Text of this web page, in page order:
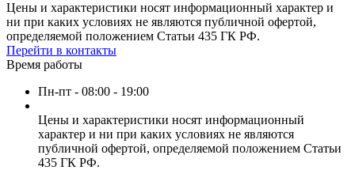
Цены и характеристики носят информационный характер и
ни при каких условиях не являются публичной офертой,
определяемой положением Статьи 435 ГК РФ.
Перейти в контакты
Время работы
Пн-пт - 08:00 - 19:00
Цены и характеристики носят информационный
характер и ни при каких условиях не являются
публичной офертой, определяемой положением Статьи
435 ГК РФ.